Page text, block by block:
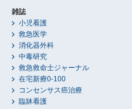
雑誌
小児看護
救急医学
消化器外科
中毒研究
救急救命士ジャーナル
在宅新療0-100
コンセンサス癌治療
臨牀看護